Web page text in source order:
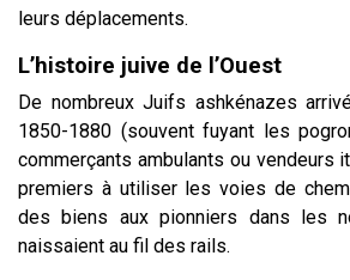
leurs déplacements.
L’histoire juive de l’Ouest
De nombreux Juifs ashkénazes
1850-1880 (souvent fuyant les
commerçants ambulants ou vendeurs
premiers à utiliser les voies de
des biens aux pionniers dans les
naissaient au fil des rails.